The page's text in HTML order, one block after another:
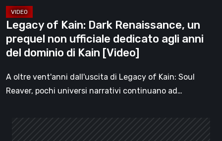
agli
anni
del
dominio
Legacy of Kain: Dark Renaissance, un
prequel non ufficiale dedicato agli anni
del dominio di Kain [Video]
A oltre vent'anni dall'uscita di Legacy of Kain: Soul
Reaver, pochi universi narrativi continuano ad…